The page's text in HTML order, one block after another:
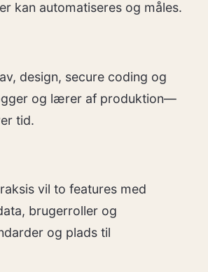
kan automatiseres og måles.
design, secure coding og
og lærer af produktion—
tid.
vil to features med
brugerroller og
og plads til